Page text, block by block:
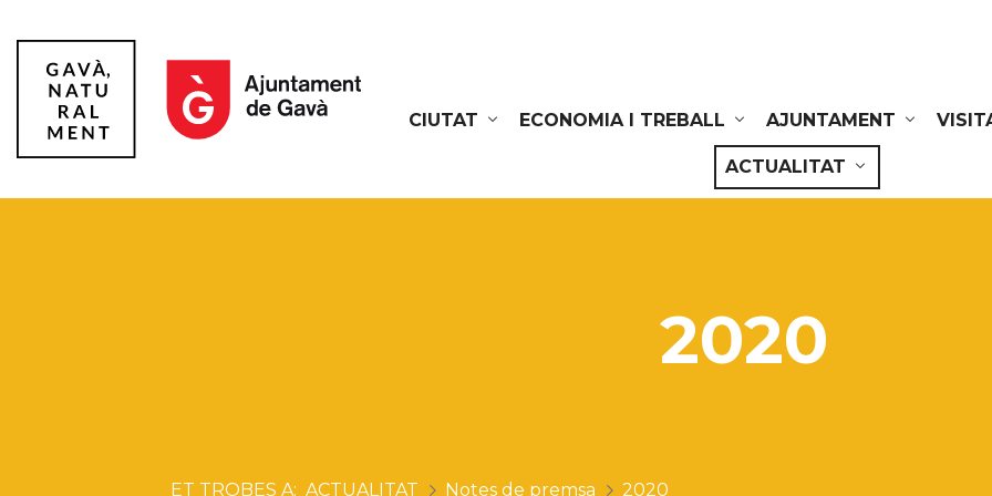
CIUTAT
ECONOMIA I TREBALL AJUNTAMENT
ACTUALITAT
2020
ACTUALITAT Notes de premsa 2020